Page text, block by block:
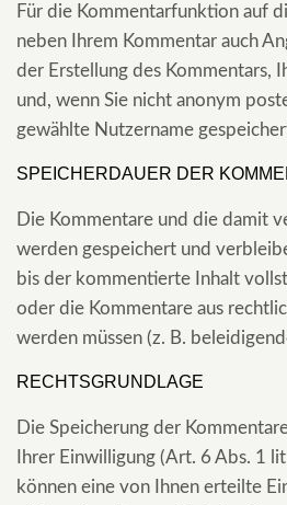
Für die Kommentarfunktion auf
neben Ihrem Kommentar auch
der Erstellung des Kommentars,
und, wenn Sie nicht anonym
gewählte Nutzername
SPEICHERDAUER DER
Die Kommentare und die damit
werden gespeichert und
bis der kommentierte Inhalt
oder die Kommentare aus
werden müssen (z. B.
RECHTSGRUNDLAGE
Die Speicherung der
Ihrer Einwilligung (Art. 6 Abs. 1
können eine von Ihnen erteilte